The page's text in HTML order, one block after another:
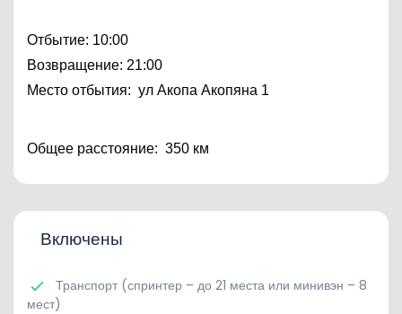
Отбытие: 10:00
Возвращение: 21:00
Место отбытия:  ул Акопа Акопяна 1
Общее расстояние:  350 км
Включены
Транспорт (спринтер – до 21 места или минивэн – 8
мест)